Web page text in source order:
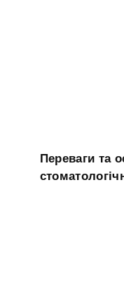
Переваги та